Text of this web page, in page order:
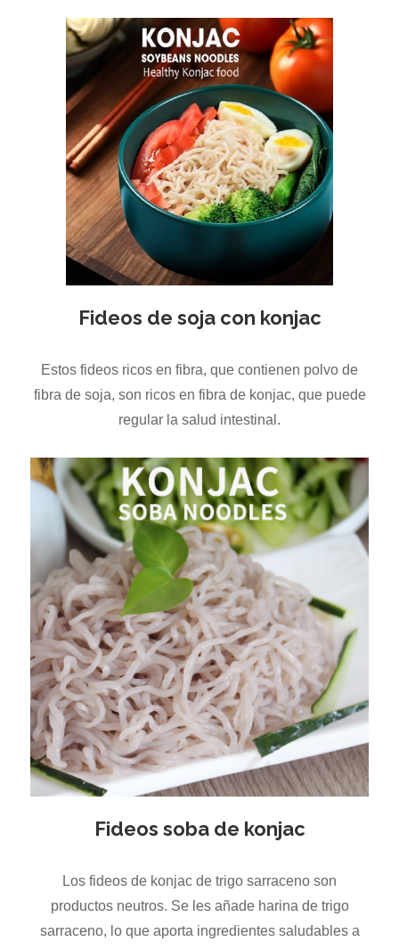
Fideos de soja con konjac
Estos fideos ricos en fibra, que contienen polvo de
fibra de soja, son ricos en fibra de konjac, que puede
regular la salud intestinal.
Fideos soba de konjac
Los fideos de konjac de trigo sarraceno son
productos neutros. Se les añade harina de trigo
sarraceno, lo que aporta ingredientes saludables a